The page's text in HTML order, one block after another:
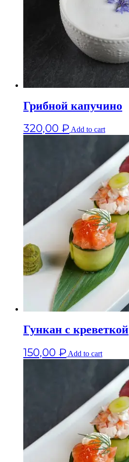
Грибной капучино
320,00 ₽ Add to cart
Гункан с креветкой
150,00 ₽ Add to cart